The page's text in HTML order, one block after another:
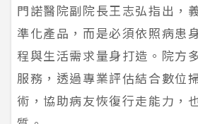
門諾醫院副院長王志弘指出，
準化產品，而是必須依照病患
程與生活需求量身打造。院方
服務，透過專業評估結合數位
術，協助病友恢復行走能力，